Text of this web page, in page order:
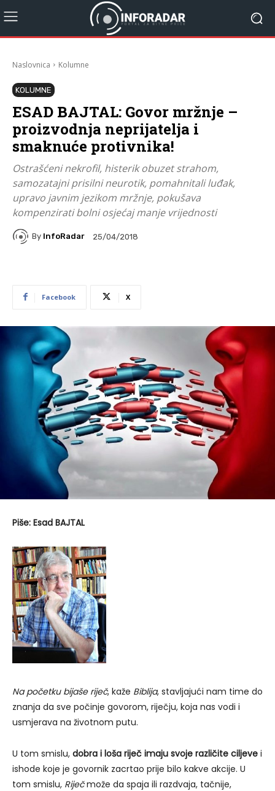
Naslovnica Kolumne
KOLUMNE
ESAD BAJTAL: Govor mržnje –
proizvodnja neprijatelja i
smaknuće protivnika!
Ostrašćeni nekrofil, histerik obuzet strahom,
samozatajni prisilni neurotik, pomahnitali luđak,
upravo javnim jezikom mržnje, pokušava
kompenzirati bolni osjećaj manje vrijednosti
By InfoRadar 25/04/2018
Facebook X
Piše: Esad BAJTAL
Na početku bijaše riječ, kaže Biblija, stavljajući nam time do
znanja da sve počinje govorom, riječju, koja nas vodi i
usmjerava na životnom putu.
U tom smislu, dobra i loša riječ imaju svoje različite ciljeve i
ishode koje je govornik zacrtao prije bilo kakve akcije. U
tom smislu, Riječmože da spaja ili razdvaja, tačnije,